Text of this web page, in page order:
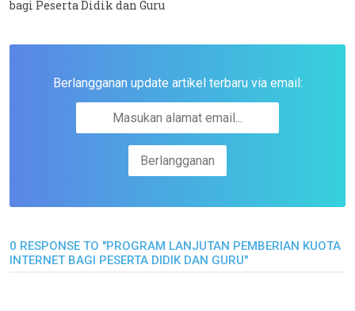
bagi Peserta Didik dan Guru
Berlangganan update artikel terbaru via email:
0 RESPONSE TO "PROGRAM LANJUTAN PEMBERIAN KUOTA
INTERNET BAGI PESERTA DIDIK DAN GURU"